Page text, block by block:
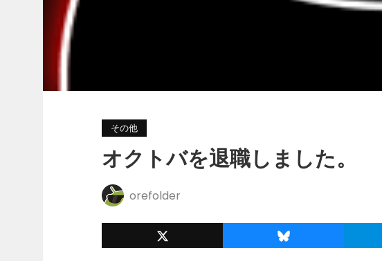
その他
オクトバを退職しました。
orefolder